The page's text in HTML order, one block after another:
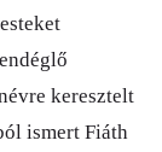
keresztelt
ismert Fiáth